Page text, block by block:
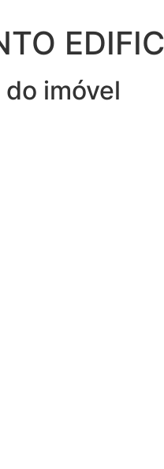
imóvel